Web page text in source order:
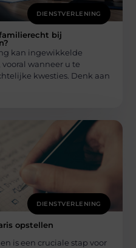
DIENSTVERLENING
bij
kan ingewikkelde
wanneer u te
kwesties. Denk aan
DIENSTVERLENING
opstellen
is een cruciale stap voor